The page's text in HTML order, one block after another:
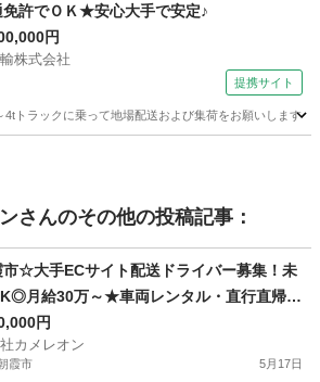
許でＯＫ★安心大手で安定♪
円
株式会社
提携サイト
4tトラックに乗って地場配送および集荷をお願いします
さんのその他の投稿記事：
☆大手ECサイト配送ドライバー募集！未
月給30万～★車両レンタル・直行直帰
円
カメレオン
霞市 5月17日